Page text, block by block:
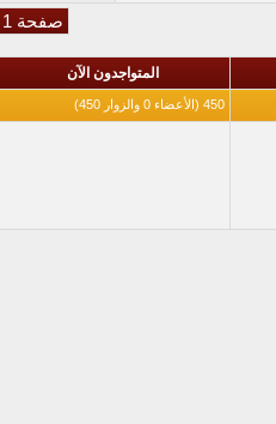
صفحة 1 من 8
المتواجدون الآن
450 (الأعضاء 0 والزوار 450)